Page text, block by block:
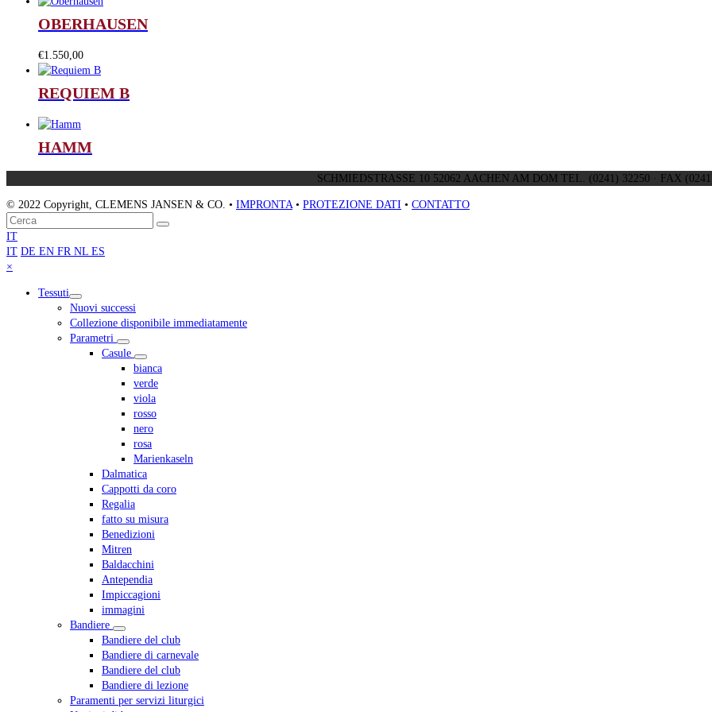
OBERHAUSEN
€1.550,00
REQUIEM B
HAMM
SCHMIEDSTRASSE 10 52062 AACHEN AM DOM TEL. (0241) 32250 · FAX
© 2022 Copyright, CLEMENS JANSEN & CO. • IMPRONTA• PROTEZIONE DATI • CONTATTO
Torna
in
cima
Cerca
Invia
IT
IT DE EN FR NL ES
×
menu
Tessuti
Nuovi successi
Collezione disponibile immediatamente
Parametri
Casule
bianca
verde
viola
rosso
nero
rosa
Marienkaseln
Dalmatica
Cappotti da coro
Regalia
fatto su misura
Benedizioni
Mitren
Baldacchini
Antependia
Impiccagioni
immagini
Bandiere
Bandiere del club
Bandiere di carnevale
Bandiere del club
Bandiere di lezione
Paramenti per servizi liturgici